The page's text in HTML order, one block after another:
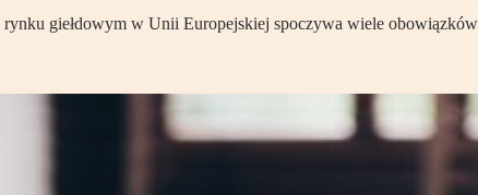
giełdowym w Unii Europejskiej spoczywa wiele